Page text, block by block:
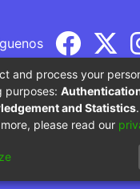
del Ministerio de
and process your
purposes:
and Statistics.
please read our